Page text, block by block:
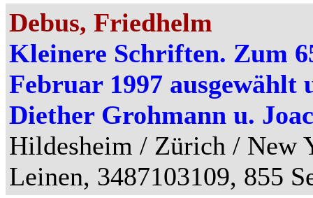
Debus, Friedhelm
Kleinere Schriften. Zum
Februar 1997 ausgewählt
Diether Grohmann u.
Hildesheim / Zürich / New
Leinen, 3487103109, 855